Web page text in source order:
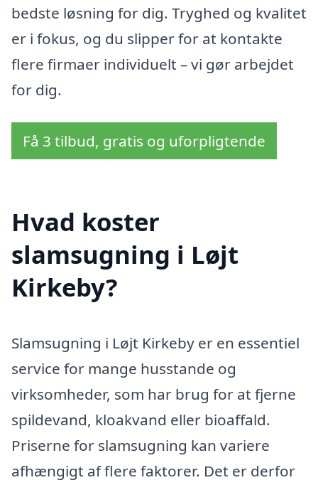
bedste løsning for dig. Tryghed og kvalitet
er i fokus, og du slipper for at kontakte
flere firmaer individuelt – vi gør arbejdet
for dig.
Få 3 tilbud, gratis og uforpligtende
Hvad koster
slamsugning i Løjt
Kirkeby?
Slamsugning i Løjt Kirkeby er en essentiel
service for mange husstande og
virksomheder, som har brug for at fjerne
spildevand, kloakvand eller bioaffald.
Priserne for slamsugning kan variere
afhængigt af flere faktorer. Det er derfor